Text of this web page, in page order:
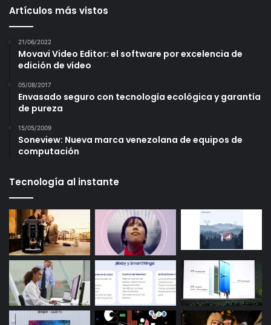
Artículos más vistos
21/06/2022
Movavi Video Editor: el software por excelencia de
edición de vídeo
05/08/2017
Envasado seguro con tecnología ecológica y garantía
de pureza
15/05/2009
Soneview: Nueva marca venezolana de equipos de
computación
Tecnología al instante